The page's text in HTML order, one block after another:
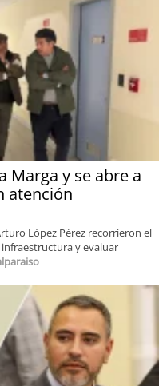
Marga y se abre a
atención
López Pérez recorrieron el
y evaluar